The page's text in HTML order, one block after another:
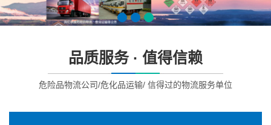
品质服务 · 值得信赖
危险品物流公司/危化品运输/ 信得过的物流服务单位